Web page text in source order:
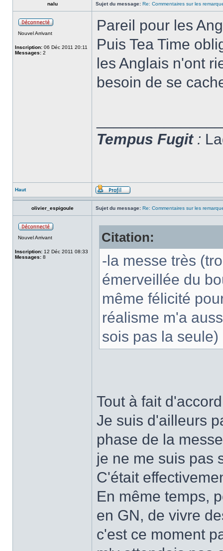
nalu Sujet du message: Re: Commentaires sur les
Nouvel Arrivant
Inscription: 06 Déc 2011 20:11
Messages: 2
Pareil pour les
Puis Tea Time
les Anglais n'ont
besoin de se
Tempus Fugit :
Haut
olivier_espigoule Sujet du message: Re: Commentaires sur les
Nouvel Arrivant
Inscription: 12 Déc 2011 08:33
Messages: 8
Citation:
-la messe très
émerveillée du
même félicité
réalisme m'a
sois pas la seule)
Tout à fait
Je suis d'ailleurs
phase de la
je ne me suis pas
C'était
En même temps,
en GN, de vivre
c'est ce moment